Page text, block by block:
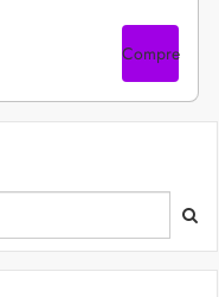
Compre